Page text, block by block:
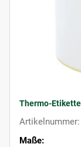
Thermo-
Artikelnummer:
Maße: